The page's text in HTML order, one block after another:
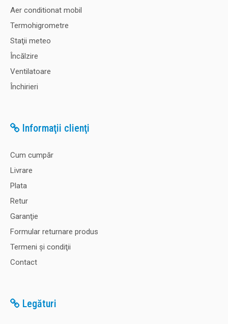
Aer conditionat mobil
Termohigrometre
Staţii meteo
Încălzire
Ventilatoare
Închirieri
Informaţii clienţi
Cum cumpăr
Livrare
Plata
Retur
Garanţie
Formular returnare produs
Termeni şi condiţii
Contact
Legături